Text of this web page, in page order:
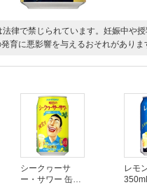
律で禁じられています。妊娠中や
育に悪影響を与えるおそれがありま
シークヮーサ
ー・サワー 缶
レモ
350ml